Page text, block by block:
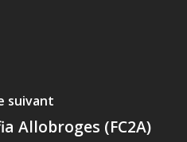
suivant
Allobroges (FC2A)